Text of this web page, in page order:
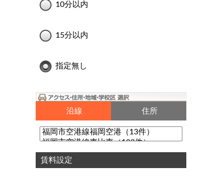
10分以内
15分以内
指定無し
沿線 住所
賃料設定